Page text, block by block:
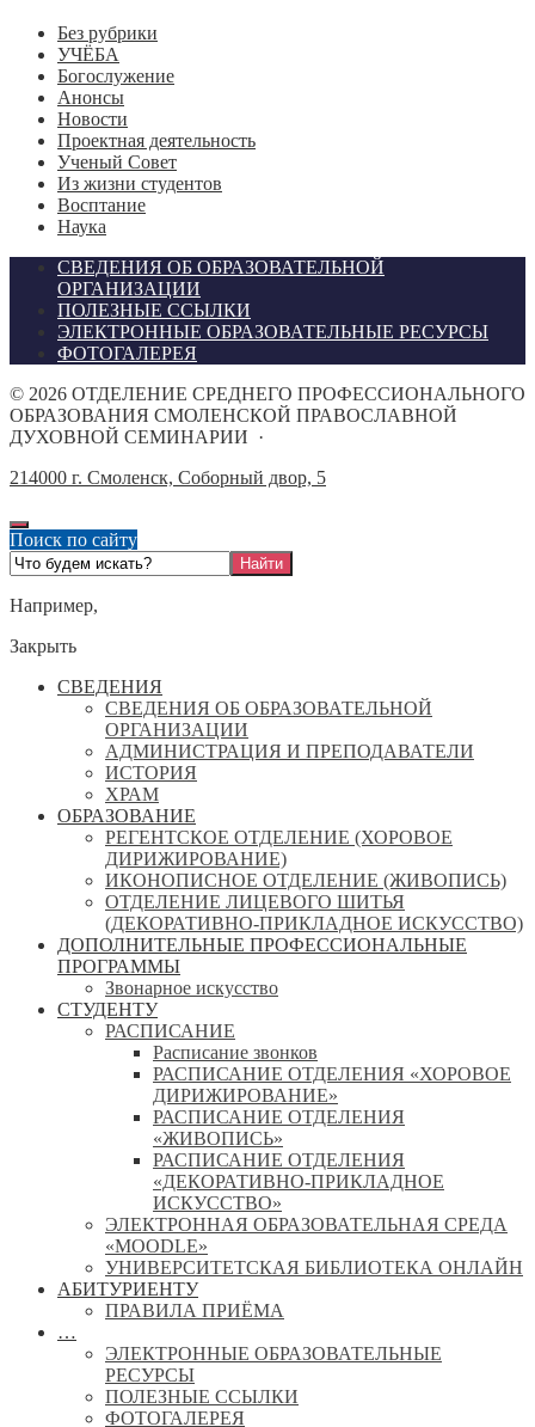
Без рубрики
УЧЁБА
Богослужение
Анонсы
Новости
Проектная деятельность
Ученый Совет
Из жизни студентов
Восптание
Наука
СВЕДЕНИЯ ОБ ОБРАЗОВАТЕЛЬНОЙ
ОРГАНИЗАЦИИ
ПОЛЕЗНЫЕ ССЫЛКИ
ЭЛЕКТРОННЫЕ ОБРАЗОВАТЕЛЬНЫЕ РЕСУРСЫ
ФОТОГАЛЕРЕЯ
© 2026 ОТДЕЛЕНИЕ СРЕДНЕГО ПРОФЕССИОНАЛЬНОГО
ОБРАЗОВАНИЯ СМОЛЕНСКОЙ ПРАВОСЛАВНОЙ
ДУХОВНОЙ СЕМИНАРИИ ·
214000 г. Смоленск, Соборный двор, 5
Поиск по сайту
Например,
Закрыть
СВЕДЕНИЯ
СВЕДЕНИЯ ОБ ОБРАЗОВАТЕЛЬНОЙ
ОРГАНИЗАЦИИ
АДМИНИСТРАЦИЯ И ПРЕПОДАВАТЕЛИ
ИСТОРИЯ
ХРАМ
ОБРАЗОВАНИЕ
РЕГЕНТСКОЕ ОТДЕЛЕНИЕ (ХОРОВОЕ
ДИРИЖИРОВАНИЕ)
ИКОНОПИСНОЕ ОТДЕЛЕНИЕ (ЖИВОПИСЬ)
ОТДЕЛЕНИЕ ЛИЦЕВОГО ШИТЬЯ
(ДЕКОРАТИВНО-ПРИКЛАДНОЕ ИСКУССТВО)
ДОПОЛНИТЕЛЬНЫЕ ПРОФЕССИОНАЛЬНЫЕ
ПРОГРАММЫ
Звонарное искусство
СТУДЕНТУ
РАСПИСАНИЕ
Расписание звонков
РАСПИСАНИЕ ОТДЕЛЕНИЯ «ХОРОВОЕ
ДИРИЖИРОВАНИЕ»
РАСПИСАНИЕ ОТДЕЛЕНИЯ
«ЖИВОПИСЬ»
РАСПИСАНИЕ ОТДЕЛЕНИЯ
«ДЕКОРАТИВНО-ПРИКЛАДНОЕ
ИСКУССТВО»
ЭЛЕКТРОННАЯ ОБРАЗОВАТЕЛЬНАЯ СРЕДА
«MOODLE»
УНИВЕРСИТЕТСКАЯ БИБЛИОТЕКА ОНЛАЙН
АБИТУРИЕНТУ
ПРАВИЛА ПРИЁМА
…
ЭЛЕКТРОННЫЕ ОБРАЗОВАТЕЛЬНЫЕ
РЕСУРСЫ
ПОЛЕЗНЫЕ ССЫЛКИ
ФОТОГАЛЕРЕЯ